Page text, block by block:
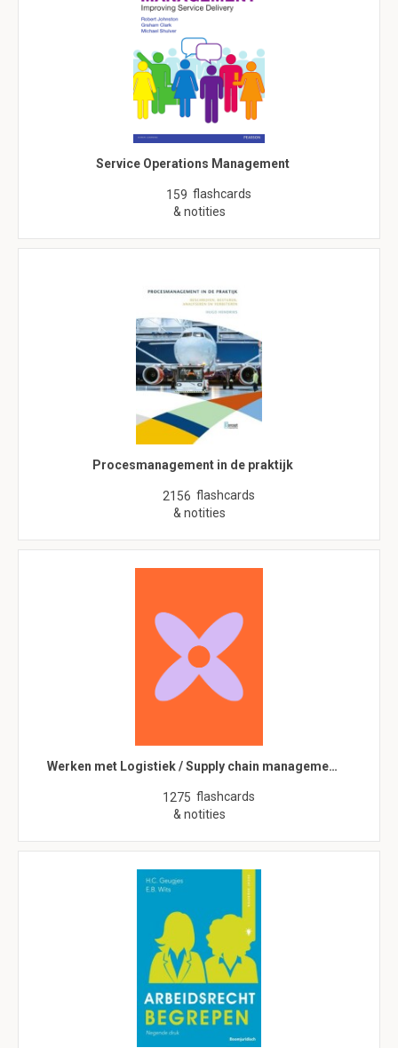
Service Operations Management
159 flashcards
& notities
Procesmanagement in de praktijk
2156 flashcards
& notities
Werken met Logistiek / Supply chain manageme…
1275 flashcards
& notities